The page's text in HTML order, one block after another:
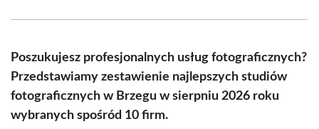
(Twitter)
Poszukujesz profesjonalnych usług fotograficznych?
Przedstawiamy zestawienie najlepszych studiów
fotograficznych w Brzegu w sierpniu 2026 roku
wybranych spośród 10 firm.